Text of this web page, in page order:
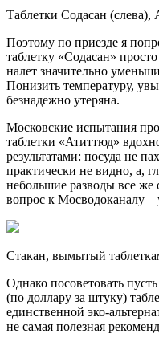
Таблетки Содасан (слева),
Поэтому по приезде я
таблетку «Содасан»
налет значительно
Понизить температуру,
безнадежно утеряна.
Московские испытания
таблетки «Атиттюд»
результатами: посуда не
практически не видно, а,
небольшие разводы все
вопрос к Мосводоканалу –
Стакан, вымытый
Однако посоветовать
(по доллару за штуку)
единственной эко-
не самая полезная